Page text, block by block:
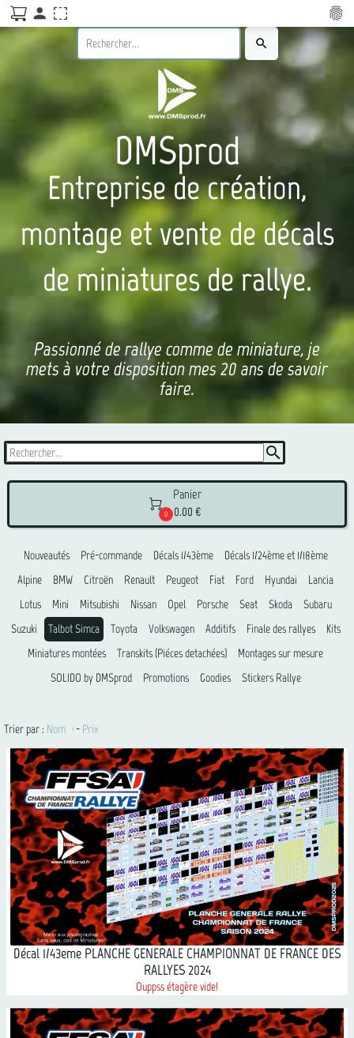
search
DMSprod
Entreprise de création,
montage et vente de décals
de miniatures de rallye.
Passionné de rallye comme de miniature, je
mets à votre disposition mes 20 ans de savoir
faire.
search

0
Panier
0.00 €
Nouveautés Pré-commande Décals 1/43ème
Décals 1/24ème et 1/18ème
Alpine
BMW Citroën Renault Peugeot Fiat Ford Hyundai
Lancia
Lotus
Mini Mitsubishi Nissan Opel Porsche Seat Skoda
Subaru
Suzuki
Talbot Simca Toyota Volkswagen Additifs Finale des rallyes
Kits
Miniatures montées
Transkits (Piéces detachées)
Montages sur mesure
SOLIDO by DMSprod
Promotions Goodies Stickers Rallye
Trier par : Nom - Prix
Décal 1/43eme PLANCHE GENERALE CHAMPIONNAT DE FRANCE DES
RALLYES 2024
Ouppss étagère vide!
fingerprint
person